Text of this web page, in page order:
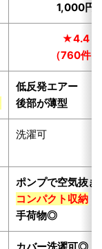
1,000円
★4.4
（760件）
低反発エアー
後部が薄型
洗濯可
ポンプで空気抜き
コンパクト収納
手荷物◎